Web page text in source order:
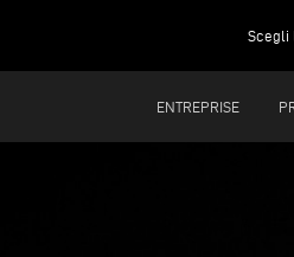
Scegli
ENTREPRISE